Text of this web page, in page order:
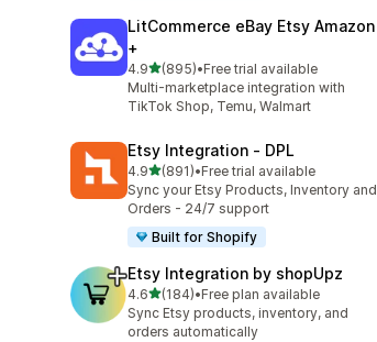
LitCommerce eBay Etsy Amazon
+
4.95つ星中
(895)
合計レビュー数：895件
•Free trial available
Multi-marketplace integration with
TikTok Shop, Temu, Walmart
Etsy Integration ‑ DPL
4.95つ星中
(891)
合計レビュー数：891件
•Free trial available
Sync your Etsy Products, Inventory and
Orders - 24/7 support
Built for Shopify
Etsy Integration by shopUpz
4.65つ星中
(184)
合計レビュー数：184件
•Free plan available
Sync Etsy products, inventory, and
orders automatically